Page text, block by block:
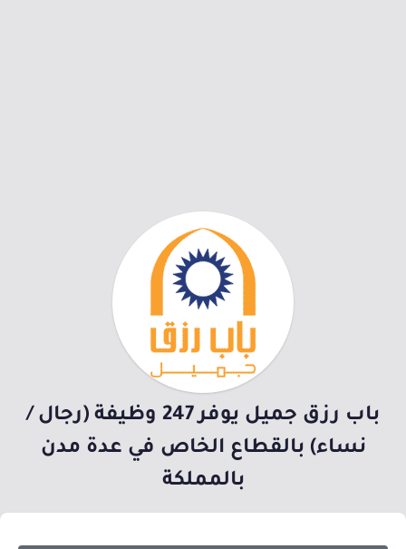
باب رزق جميل يوفر 247 وظيفة (رجال /
نساء) بالقطاع الخاص في عدة مدن
بالمملكة